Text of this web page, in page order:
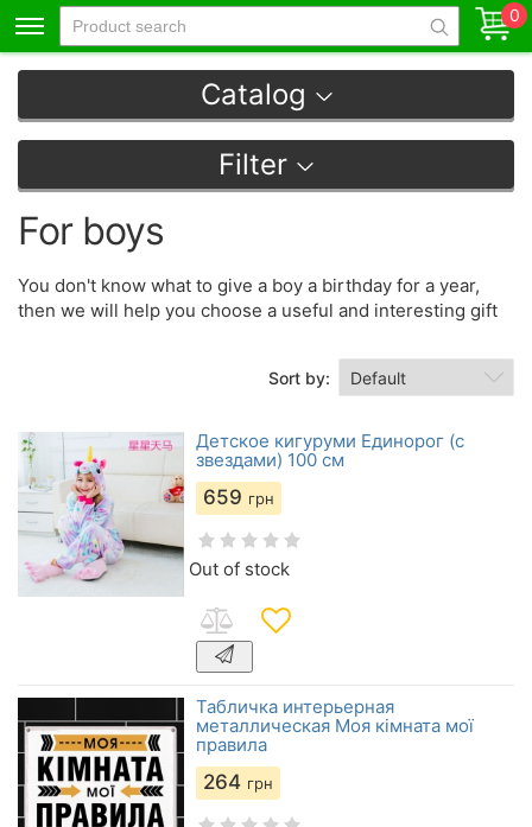
0
Catalog
Filter
For boys
You don't know what to give a boy a birthday for a year,
then we will help you choose a useful and interesting gift
Sort by:
Детское кигуруми Eдинорог (с
звездами) 100 см
659 грн
Out of stock
Табличка интерьерная
металлическая Моя кімната мої
правила
264 грн